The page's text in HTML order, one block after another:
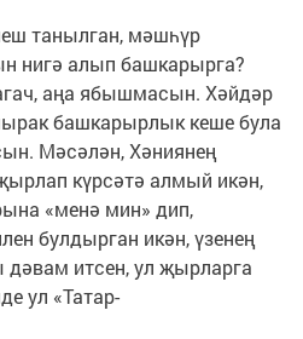
танылган, мәшһүр
алып башкарырга?
аңа ябышмасын. Хәйдәр
башкарырлык кеше була
Мәсәлән, Хәниянең
күрсәтә алмый икән,
«менә мин» дип,
булдырган икән, үзенең
итсен, ул җырларга
ул «Татар-